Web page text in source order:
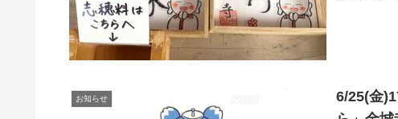
お知らせ
6/25(金